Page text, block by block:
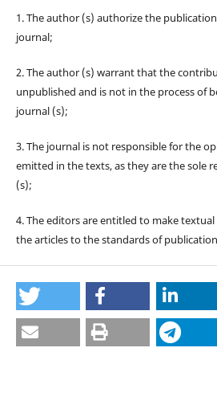
1. The author (s) authorize the
journal;
2. The author (s) warrant that the
unpublished and is not in the process of
journal (s);
3. The journal is not responsible for the
emitted in the texts, as they are the sole
(s);
4. The editors are entitled to make
the articles to the standards of